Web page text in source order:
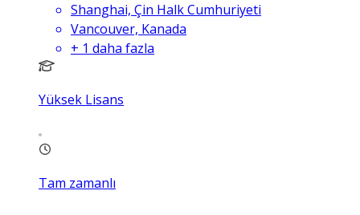
Shanghai, Çin Halk Cumhuriyeti
Vancouver, Kanada
+ 1 daha fazla
Yüksek Lisans
Tam zamanlı